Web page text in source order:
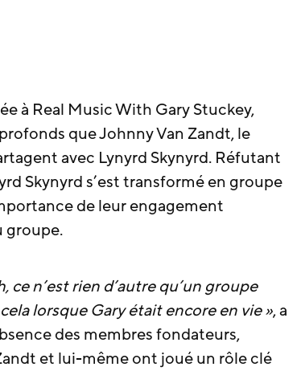
à Real Music With Gary Stuckey,
que Johnny Van Zandt, le
avec Lynyrd Skynyrd. Réfutant
Skynyrd s’est transformé en groupe
de leur engagement
groupe.
ce n’est rien d’autre qu’un groupe
lorsque Gary était encore en vie », a
des membres fondateurs,
et lui-même ont joué un rôle clé